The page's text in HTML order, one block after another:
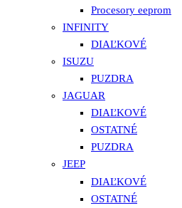
Procesory eeprom
INFINITY
DIAĽKOVÉ
ISUZU
PUZDRA
JAGUAR
DIAĽKOVÉ
OSTATNÉ
PUZDRA
JEEP
DIAĽKOVÉ
OSTATNÉ